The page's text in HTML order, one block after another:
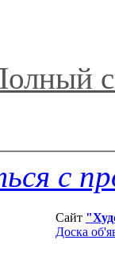
с
Сайт
Доска